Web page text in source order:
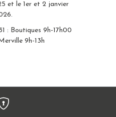
et le 1er et 2 janvier
: Boutiques 9h-17h00
9h-13h